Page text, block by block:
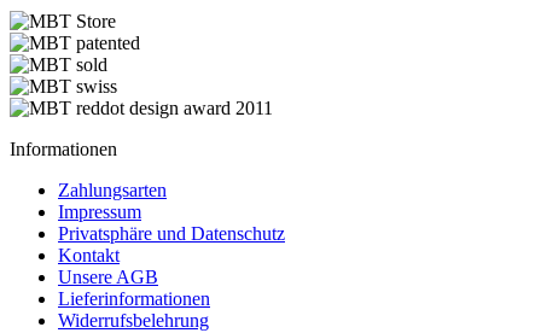
Informationen
Zahlungsarten
Impressum
Privatsphäre und Datenschutz
Kontakt
Unsere AGB
Lieferinformationen
Widerrufsbelehrung